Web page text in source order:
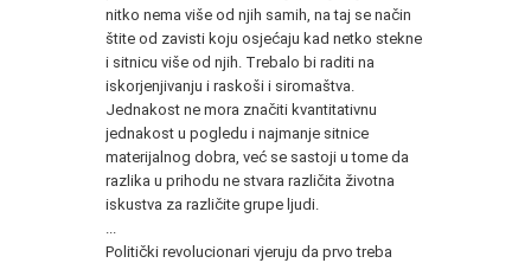
nitko nema više od njih samih, na taj se način
štite od zavisti koju osjećaju kad netko stekne
i sitnicu više od njih. Trebalo bi raditi na
iskorjenjivanju i raskoši i siromaštva.
Jednakost ne mora značiti kvantitativnu
jednakost u pogledu i najmanje sitnice
materijalnog dobra, već se sastoji u tome da
razlika u prihodu ne stvara različita životna
iskustva za različite grupe ljudi.
Politički revolucionari vjeruju da prvo treba